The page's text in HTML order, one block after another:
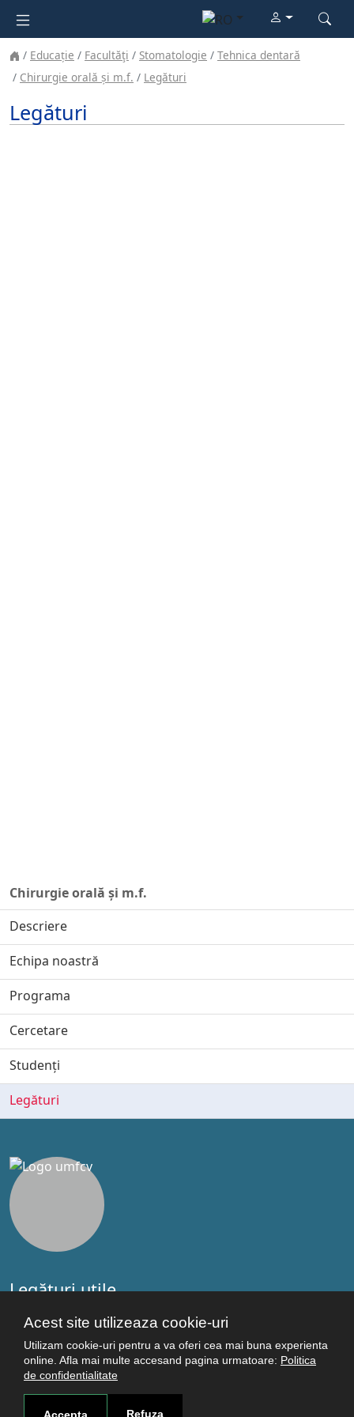
Acest site utilizeaza cookie-uri
Utilizam cookie-uri pentru a va oferi cea mai buna experienta
online. Afla mai multe accesand pagina urmatoare: Politica
de confidentialitate
Refuza
Educație Facultăţi Stomatologie
Tehnica dentară
Chirurgie orală și m.f.
Legături
Chirurgie orală și m.f.
Descriere
Echipa noastră
Programa
Cercetare
Studenți
Legături
Legături
Legături utile
Studenţi
Facultăţi
Cercetare
Termeni şi condiţii
Politica de confidenţialitate